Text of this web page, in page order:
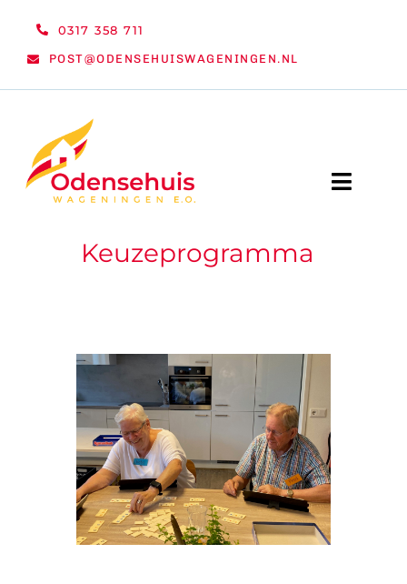
0317 358 711
POST@ODENSEHUISWAGENINGEN.NL
Toggle
WELKOM
ORGANISATIE
VRIJWILLIGERS & STAGIAIRES
CONTACT
Keuzeprogramma